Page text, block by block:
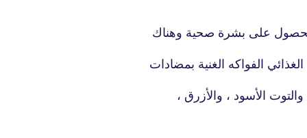
للحصول على بشرة صحية وهناك
الفواكه الغنية بمضادات
الأسود ، والأزرق ،